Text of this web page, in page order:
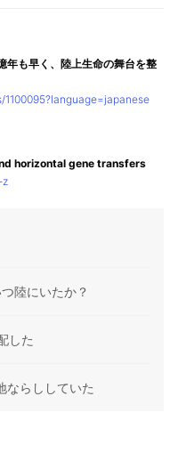
年も早く、陸上生命の舞台を整
horizontal gene transfers
z
陸にいたか？
した
ならししていた